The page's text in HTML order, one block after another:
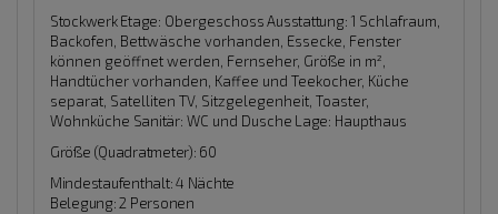
Stockwerk Etage: ObergeschossAusstattung: 1 Schlafraum,
Backofen, Bettwäsche vorhanden, Essecke, Fenster
können geöffnet werden, Fernseher, Größe in m²,
Handtücher vorhanden, Kaffee und Teekocher, Küche
separat, Satelliten TV, Sitzgelegenheit, Toaster,
Wohnküche Sanitär: WC und Dusche Lage: Haupthaus
Größe (Quadratmeter): 60
Mindestaufenthalt: 4 Nächte
Belegung: 2 Personen